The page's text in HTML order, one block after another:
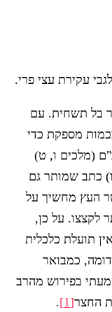
עקירת עצי פרי.
בל תשחית. עם
מספקת כדי
(מלכים ו, ט)
כתב שמותר גם
העץ מחשיך על
לקצצו. על כן,
תועלת כלכלית
כמבואר
בפירוש מהרב
החצר[1]
.